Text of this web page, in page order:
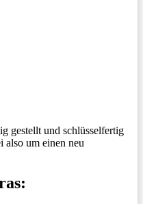
gestellt und schlüsselfertig
also um einen neu